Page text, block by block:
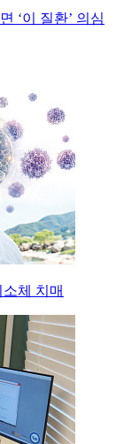
‘이 질환’ 의심
체 치매